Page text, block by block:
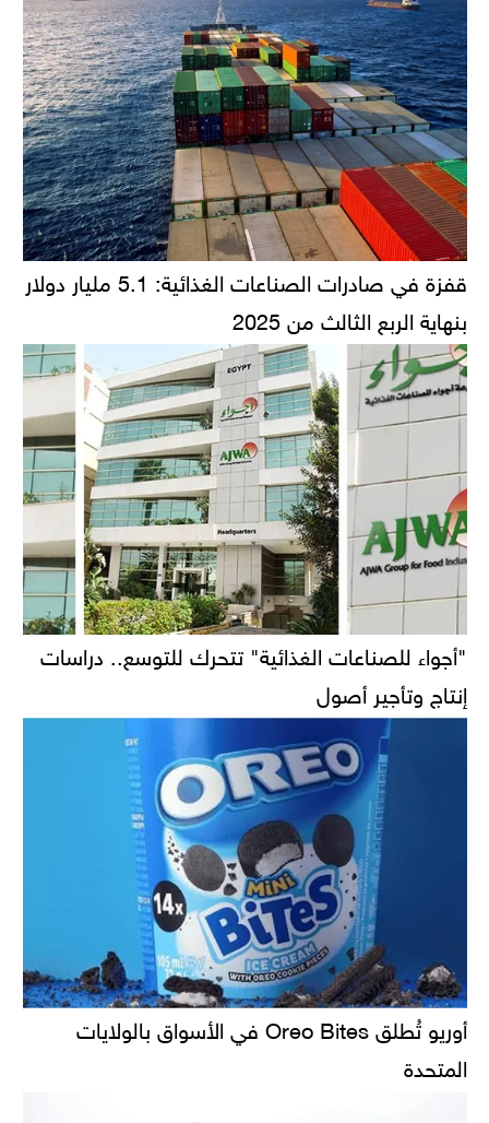
قفزة في صادرات الصناعات الغذائية: 5.1 مليار دولار
بنهاية الربع الثالث من 2025
"أجواء للصناعات الغذائية" تتحرك للتوسع.. دراسات
إنتاج وتأجير أصول
أوريو تُطلق Oreo Bites في الأسواق بالولايات
المتحدة